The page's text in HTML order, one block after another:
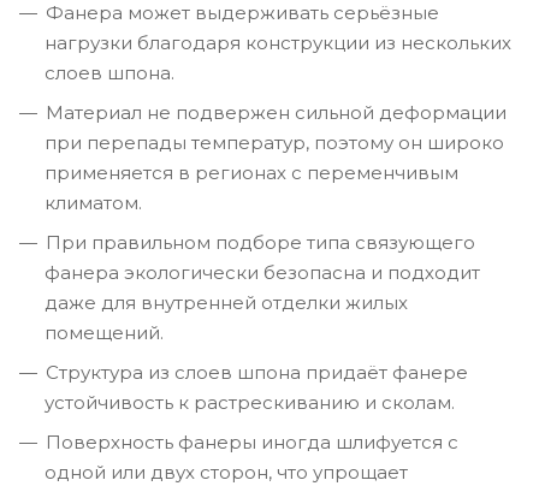
Фанера может выдерживать серьёзные
нагрузки благодаря конструкции из нескольких
слоев шпона.
Материал не подвержен сильной деформации
при перепады температур, поэтому он широко
применяется в регионах с переменчивым
климатом.
При правильном подборе типа связующего
фанера экологически безопасна и подходит
даже для внутренней отделки жилых
помещений.
Структура из слоев шпона придаёт фанере
устойчивость к растрескиванию и сколам.
Поверхность фанеры иногда шлифуется с
одной или двух сторон, что упрощает